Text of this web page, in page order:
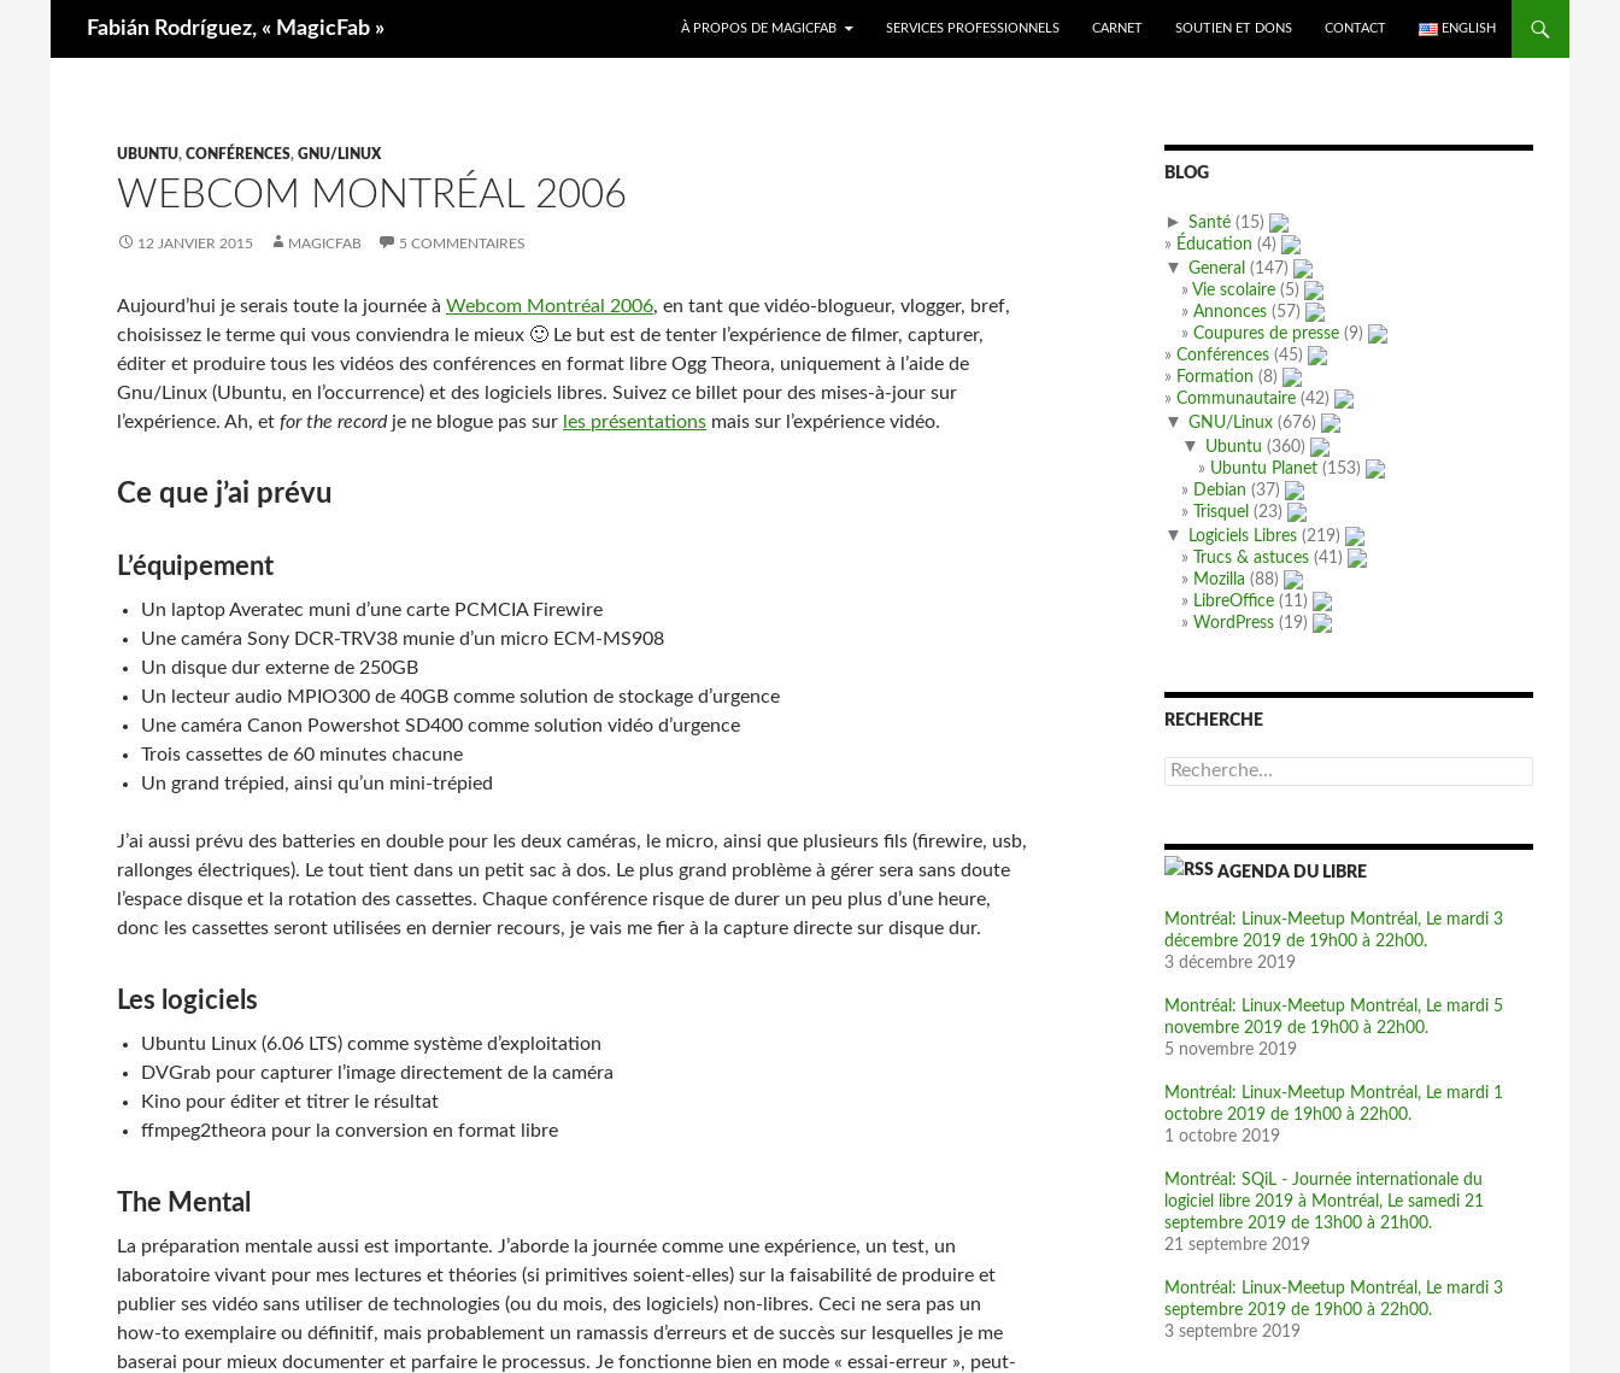
Fabián Rodríguez, « MagicFab »
À PROPOS DE MAGICFAB
SERVICES PROFESSIONNELS CARNET SOUTIEN ET DONS CONTACT ENGLISH
UBUNTU, CONFÉRENCES, GNU/LINUX
WEBCOM MONTRÉAL 2006
12 JANVIER 2015 MAGICFAB 5 COMMENTAIRES
Aujourd’hui je serais toute la journée à Webcom Montréal 2006, en tant que vidéo-blogueur, vlogger, bref,
choisissez le terme qui vous conviendra le mieux 🙂 Le but est de tenter l’expérience de filmer, capturer,
éditer et produire tous les vidéos des conférences en format libre Ogg Theora, uniquement à l’aide de
Gnu/Linux (Ubuntu, en l’occurrence) et des logiciels libres. Suivez ce billet pour des mises-à-jour sur
l’expérience. Ah, et for the recordje ne blogue pas sur les présentations mais sur l’expérience vidéo.
Ce que j’ai prévu
L’équipement
Un laptop Averatec muni d’une carte PCMCIA Firewire
Une caméra Sony DCR-TRV38 munie d’un micro ECM-MS908
Un disque dur externe de 250GB
Un lecteur audio MPIO300 de 40GB comme solution de stockage d’urgence
Une caméra Canon Powershot SD400 comme solution vidéo d’urgence
Trois cassettes de 60 minutes chacune
Un grand trépied, ainsi qu’un mini-trépied
J’ai aussi prévu des batteries en double pour les deux caméras, le micro, ainsi que plusieurs fils (firewire, usb,
rallonges électriques). Le tout tient dans un petit sac à dos. Le plus grand problème à gérer sera sans doute
l’espace disque et la rotation des cassettes. Chaque conférence risque de durer un peu plus d’une heure,
donc les cassettes seront utilisées en dernier recours, je vais me fier à la capture directe sur disque dur.
Les logiciels
Ubuntu Linux (6.06 LTS) comme système d’exploitation
DVGrab pour capturer l’image directement de la caméra
Kino pour éditer et titrer le résultat
ffmpeg2theora pour la conversion en format libre
The Mental
La préparation mentale aussi est importante. J’aborde la journée comme une expérience, un test, un
laboratoire vivant pour mes lectures et théories (si primitives soient-elles) sur la faisabilité de produire et
publier ses vidéo sans utiliser de technologies (ou du mois, des logiciels) non-libres. Ceci ne sera pas un
how-to exemplaire ou définitif, mais probablement un ramassis d’erreurs et de succès sur lesquelles je me
baserai pour mieux documenter et parfaire le processus. Je fonctionne bien en mode « essai-erreur », peut-
BLOG
► Santé (15)
Éducation (4)
▼ General (147)
Vie scolaire (5)
Annonces (57)
Coupures de presse (9)
Conférences (45)
Formation (8)
Communautaire (42)
▼ GNU/Linux (676)
▼ Ubuntu (360)
Ubuntu Planet (153)
Debian (37)
Trisquel (23)
▼ Logiciels Libres (219)
Trucs & astuces (41)
Mozilla (88)
LibreOffice (11)
WordPress (19)
RECHERCHE
R
e
e
r
h
e
r
:
AGENDA DU LIBRE
Montréal: Linux-Meetup Montréal, Le mardi 3
décembre 2019 de 19h00 à 22h00.
3 décembre 2019
Montréal: Linux-Meetup Montréal, Le mardi 5
novembre 2019 de 19h00 à 22h00.
5 novembre 2019
Montréal: Linux-Meetup Montréal, Le mardi 1
octobre 2019 de 19h00 à 22h00.
1 octobre 2019
Montréal: SQiL - Journée internationale du
logiciel libre 2019 à Montréal, Le samedi 21
septembre 2019 de 13h00 à 21h00.
21 septembre 2019
Montréal: Linux-Meetup Montréal, Le mardi 3
septembre 2019 de 19h00 à 22h00.
3 septembre 2019